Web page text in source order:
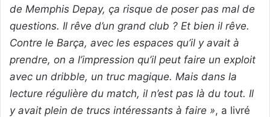
de Memphis Depay, ça risque de poser pas mal de
questions. Il rêve d’un grand club ? Et bien il rêve.
Contre le Barça, avec les espaces qu’il y avait à
prendre, on a l’impression qu’il peut faire un exploit
avec un dribble, un truc magique. Mais dans la
lecture régulière du match, il n’est pas là du tout. Il
y avait plein de trucs intéressants à faire », a livré